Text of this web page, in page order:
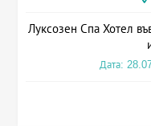
Луксозен Спа Хотел
Дата: